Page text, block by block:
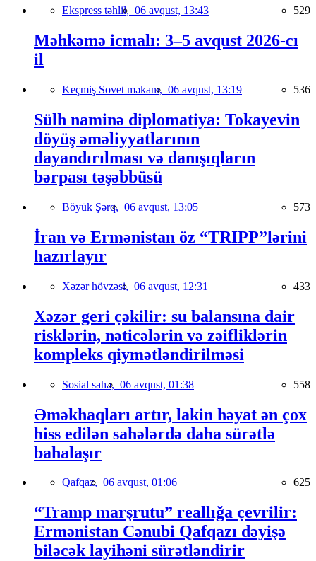
Ekspress təhlil, 06 avqust, 13:43 529
Məhkəmə icmalı: 3–5 avqust 2026-cı
il
Keçmiş Sovet məkanı, 06 avqust, 13:19 536
Sülh naminə diplomatiya: Tokayevin
döyüş əməliyyatlarının
dayandırılması və danışıqların
bərpası təşəbbüsü
Böyük Şərq, 06 avqust, 13:05 573
İran və Ermənistan öz “TRIPP”lərini
hazırlayır
Xəzər hövzəsi, 06 avqust, 12:31 433
Xəzər geri çəkilir: su balansına dair
risklərin, nəticələrin və zəifliklərin
kompleks qiymətləndirilməsi
Sosial sahə, 06 avqust, 01:38 558
Əməkhaqları artır, lakin həyat ən çox
hiss edilən sahələrdə daha sürətlə
bahalaşır
Qafqaz, 06 avqust, 01:06 625
“Tramp marşrutu” reallığa çevrilir:
Ermənistan Cənubi Qafqazı dəyişə
biləcək layihəni sürətləndirir